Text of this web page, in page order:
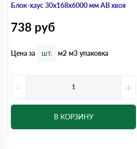
Блок-хаус 30x168x6000 мм АВ хвоя
738 руб
Цена за шт. м2 м3 упаковка
- +
В КОРЗИНУ